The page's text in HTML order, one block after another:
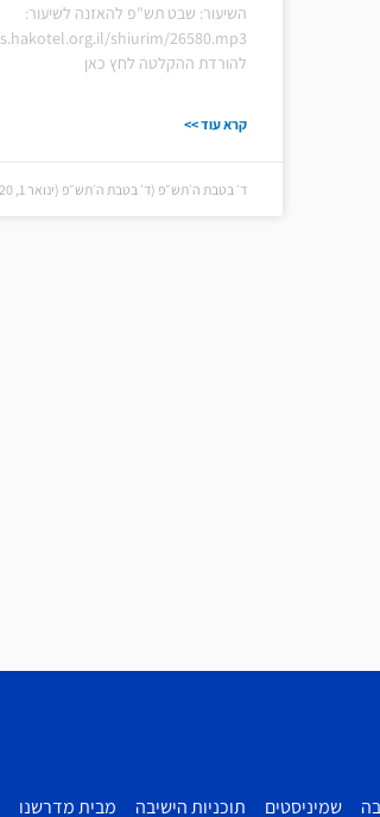
השיעור: שבט תש"פ להאזנה לשיעור:
shiurim/26580.mp3
להורדת ההקלטה לחץ כאן
קרא עוד >>
ד׳ בטבת ה׳תש״פ (ד׳ בטבת ה׳תש״פ (ינואר 1, 2020))
שמיניסטים תוכניות הישיבה מבית מדרשנו